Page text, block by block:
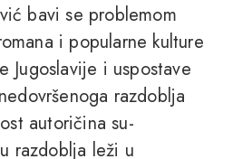
bavi se problemom
i popularne kulture
Jugoslavije i uspostave
razdoblja
autoričina su-
razdoblja leži u